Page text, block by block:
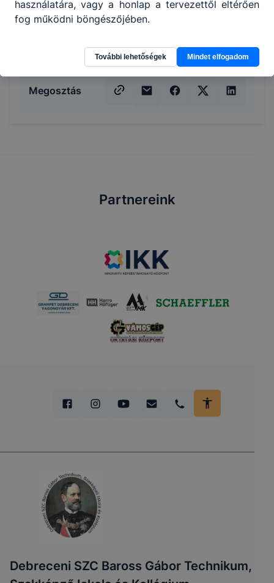
Megosztás
Partnereink
Debreceni SZC Baross Gábor Technikum,
használatára, vagy a honlap a tervezettől eltérően
fog működni böngészőjében.
További lehetőségek Mindet elfogadom